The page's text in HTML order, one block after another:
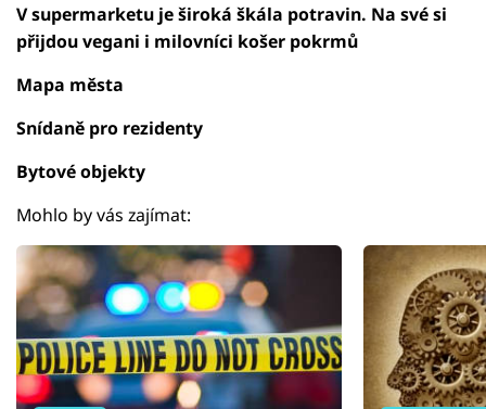
V supermarketu je široká škála potravin. Na své si
přijdou vegani i milovníci košer pokrmů
Mapa města
Snídaně pro rezidenty
Bytové objekty
Mohlo by vás zajímat: